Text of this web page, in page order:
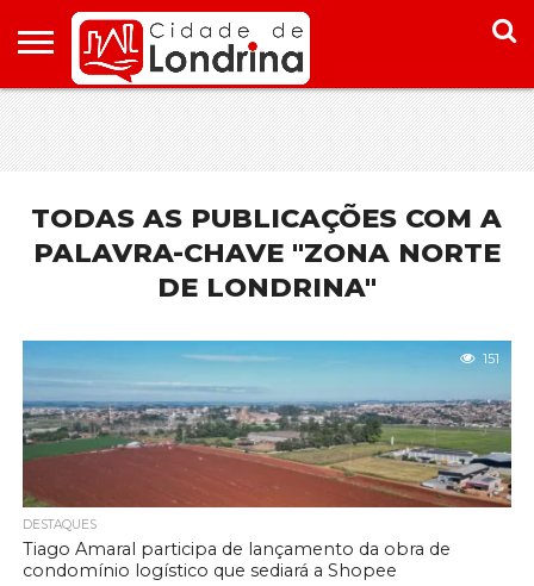
HOME
CONHEÇA
LONDRINA
PONTOS
TURÍSTICOS
ONDE
FICAR EM
LONDRINA
ONDE
COMER
EM
LONDRINA
TODAS AS PUBLICAÇÕES COM A
PALAVRA-CHAVE "ZONA NORTE
DE LONDRINA"
151
DESTAQUES
Tiago Amaral participa de lançamento da obra de
condomínio logístico que sediará a Shopee